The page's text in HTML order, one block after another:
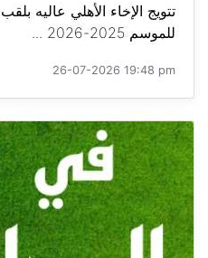
تتويج الإخاء الأهلي عاليه
للموسم 2025-2026 ...
26-07-2026 19:48 pm